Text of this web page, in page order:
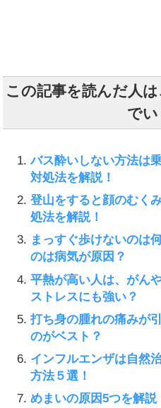
この記事を読んだ人
で
バス酔いしない方法は
対処法を解説！
登山をすると顔のむく
処法を解説！
まっすぐ歩けないのは
のは病気が原因？
平熱が高い人は、がん
ストレスにも強い？
打ち身の腫れの痛みが
のがベスト？
インフルエンザは自然
方法５選！
めまいの原因5つを解